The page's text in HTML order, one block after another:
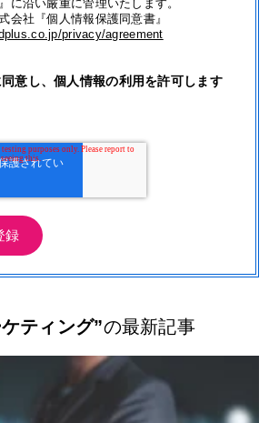
に沿い厳重に管理いたします。
会社『個人情報保護同意書』
privacy/agreement
同意し、個人情報の利用を許可します
ティング”の最新記事